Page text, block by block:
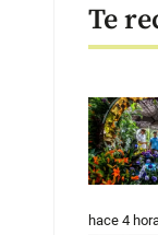
Te
hace 4